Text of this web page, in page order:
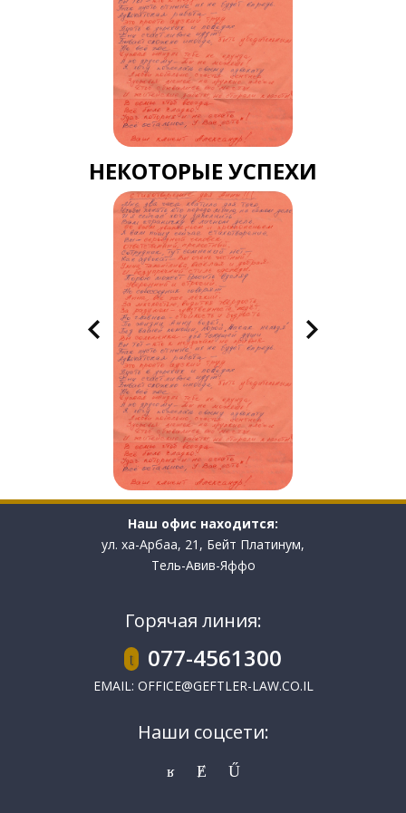
НЕКОТОРЫЕ УСПЕХИ
Наш офис находится:
ул. ха-Арбаа, 21, Бейт Платинум,
Тель-Авив-Яффо
Горячая линия:
077-4561300
EMAIL: OFFICE@GEFTLER-LAW.CO.IL
Наши соцсети: